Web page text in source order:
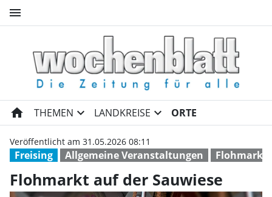
menu
Flohmarkt auf der Sauwiese |
home THEMEN expand_more LANDKREISE expand_more ORTE
Freising Allgemeine Veranstaltungen Flohmarkt
Veröffentlicht am 31.05.2026 08:11
Flohmarkt auf der Sauwiese